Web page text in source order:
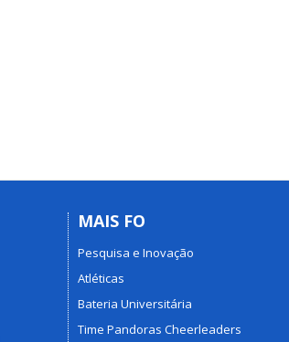
MAIS FO
Pesquisa e Inovação
Atléticas
Bateria Universitária
Time Pandoras Cheerleaders